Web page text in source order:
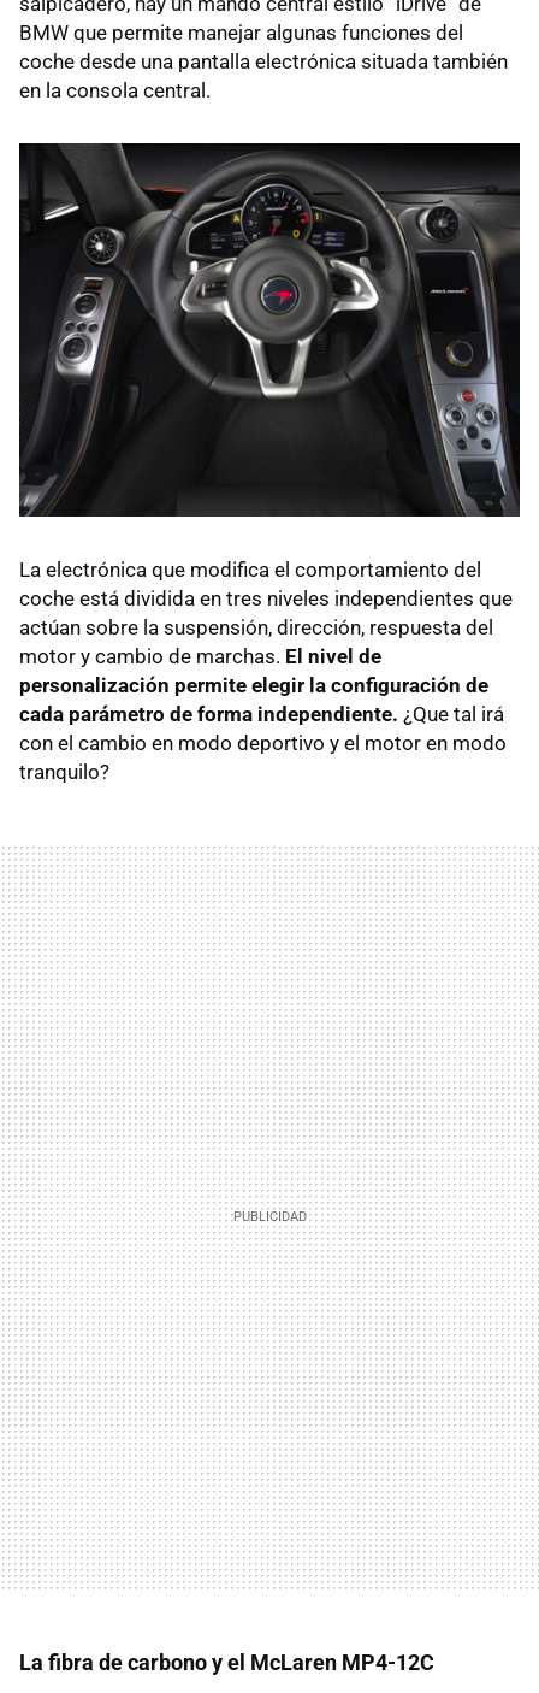
BMW que permite manejar algunas funciones del
coche desde una pantalla electrónica situada también
en la consola central.
La electrónica que modifica el comportamiento del
coche está dividida en tres niveles independientes que
actúan sobre la suspensión, dirección, respuesta del
motor y cambio de marchas. El nivel de
personalización permite elegir la configuración de
cada parámetro de forma independiente. ¿Que tal irá
con el cambio en modo deportivo y el motor en modo
tranquilo?
La fibra de carbono y el McLaren MP4-12C